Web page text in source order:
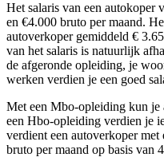
Het salaris van een autokoper
en €4.000 bruto per maand.
autoverkoper gemiddeld €
van het salaris is natuurlijk
de afgeronde opleiding, je
werken verdien je een goed
Met een Mbo-opleiding kun je
een Hbo-opleiding verdien je
verdient een autoverkoper
bruto per maand op basis van